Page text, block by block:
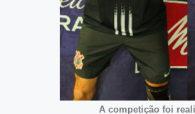
A competição foi